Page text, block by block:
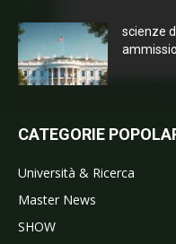
scienze
CATEGORIE
Università & Ricerca
Master News
SHOW